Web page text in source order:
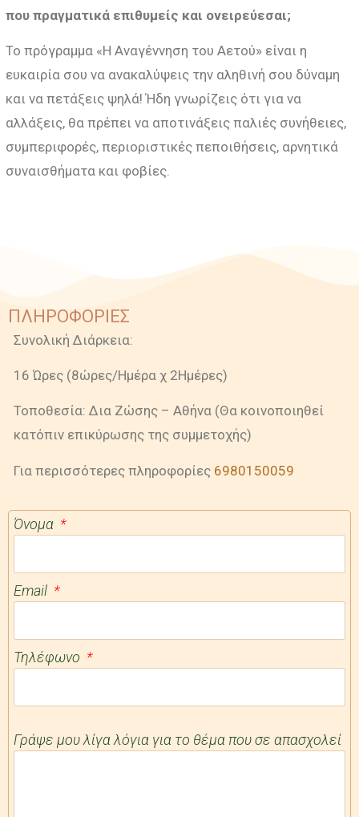
που πραγματικά επιθυμείς και ονειρεύεσαι;
Το πρόγραμμα «Η Αναγέννηση του Αετού» είναι η
ευκαιρία σου να ανακαλύψεις την αληθινή σου δύναμη
και να πετάξεις ψηλά! Ήδη γνωρίζεις ότι για να
αλλάξεις, θα πρέπει να αποτινάξεις παλιές συνήθειες,
συμπεριφορές, περιοριστικές πεποιθήσεις, αρνητικά
συναισθήματα και φοβίες.
ΠΛΗΡΟΦΟΡΙΕΣ
Συνολική Διάρκεια:
16 Ώρες (8ώρες/Ημέρα χ 2Ημέρες)
Τοποθεσία: Δια Ζώσης – Αθήνα (Θα κοινοποιηθεί
κατόπιν επικύρωσης της συμμετοχής)
Για περισσότερες πληροφορίες 6980150059
Όνομα
Email
Τηλέφωνο
Γράψε μου λίγα λόγια για το θέμα που σε απασχολεί